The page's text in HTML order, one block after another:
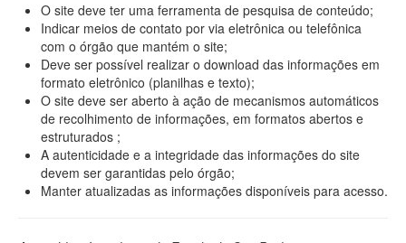
O site deve ter uma ferramenta de pesquisa de conteúdo;
Indicar meios de contato por via eletrônica ou telefônica
com o órgão que mantém o site;
Deve ser possível realizar o download das informações em
formato eletrônico (planilhas e texto);
O site deve ser aberto à ação de mecanismos automáticos
de recolhimento de informações, em formatos abertos e
estruturados ;
A autenticidade e a integridade das informações do site
devem ser garantidas pelo órgão;
Manter atualizadas as informações disponíveis para acesso.